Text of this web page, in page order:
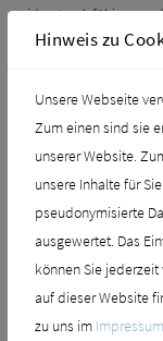
widerstandsfähiges
sorgt nicht nur für
Ablaufabdeckung
passend zur
einfach zu wartende
Flat New in Mattweiß
das geringe Gewicht
und ohne Hilfe
Hinweis zu
Unsere Webseite
Zum einen sind sie
unserer Website.
unsere Inhalte für
pseudonymisierte
ausgewertet. Das
können Sie
auf dieser Website
zu uns im Impressum